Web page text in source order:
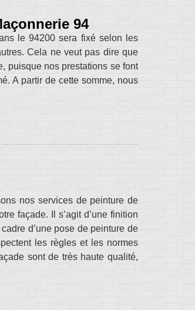
94
le 94200 sera fixé selon les
Cela ne veut pas dire que
puisque nos prestations se font
A partir de cette somme, nous
nos services de peinture de
façade. Il s’agit d’une finition
d’une pose de peinture de
les règles et les normes
sont de très haute qualité,